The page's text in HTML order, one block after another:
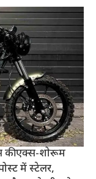
की एक्स-शोरूम
में स्टेलर,